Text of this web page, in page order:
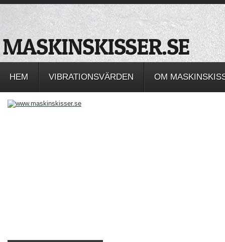
HEM VIBRATIONSVÄRDEN OM